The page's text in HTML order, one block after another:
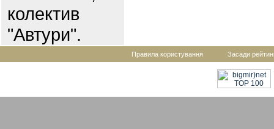
колектив
"Автури".
Правила користування Засади